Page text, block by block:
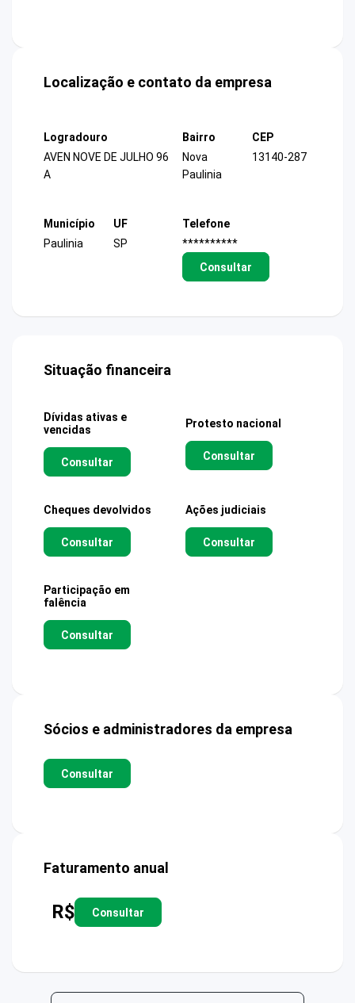
Localização e contato da empresa
Logradouro
AVEN NOVE DE JULHO 96
A
Bairro
Nova
Paulinia
CEP
13140-287
Município
Paulinia
UF
SP
Telefone
**********
Consultar
Situação financeira
Dívidas ativas e
vencidas
Consultar
Protesto nacional
Consultar
Cheques devolvidos
Consultar
Ações judiciais
Consultar
Participação em
falência
Consultar
Sócios e administradores da empresa
Consultar
Faturamento anual
R$ Consultar